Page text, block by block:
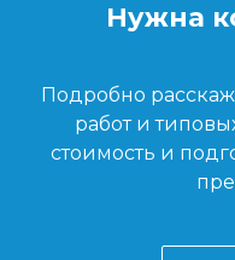
Нужна
Подробно
работ и
стоимость и